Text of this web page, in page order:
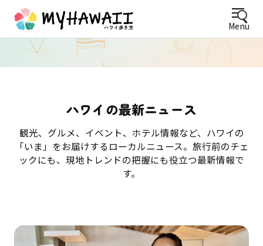
Menu
ハワイの最新ニュース
観光、グルメ、イベント、ホテル情報など、ハワイの
「いま」をお届けするローカルニュース。旅行前のチェ
ックにも、現地トレンドの把握にも役立つ最新情報で
す。